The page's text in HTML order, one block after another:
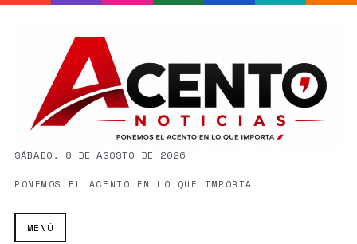
SÁBADO, 8 DE AGOSTO DE 2026
PONEMOS EL ACENTO EN LO QUE IMPORTA
MENÚ